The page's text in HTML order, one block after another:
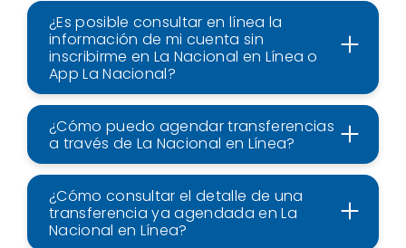
¿Es posible consultar en línea la
información de mi cuenta sin
inscribirme en La Nacional en Línea o
App La Nacional?
¿Cómo puedo agendar transferencias
a través de La Nacional en Línea?
¿Cómo consultar el detalle de una
transferencia ya agendada en La
Nacional en Línea?